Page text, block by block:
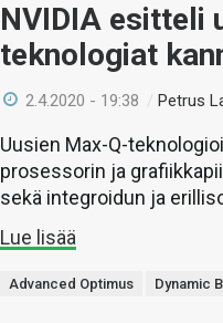
NVIDIA esitteli
teknologiat
2.4.2020 - 19:38 /Petrus
Uusien Max-Q-
prosessorin ja
sekä integroidun ja
Lue lisää
Advanced Optimus Dynamic